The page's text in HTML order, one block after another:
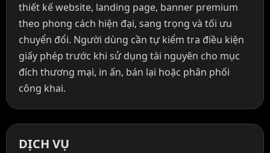
thiết kế website, landing page, banner premium
theo phong cách hiện đại, sang trọng và tối ưu
chuyển đổi. Người dùng cần tự kiểm tra điều kiện
giấy phép trước khi sử dụng tài nguyên cho mục
đích thương mại, in ấn, bán lại hoặc phân phối
công khai.
DỊCH VỤ